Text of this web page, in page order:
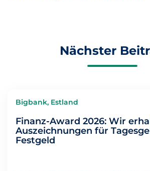
Nächster
Bigbank, Estland
Finanz-Award 2026: Wir
Auszeichnungen für
Festgeld